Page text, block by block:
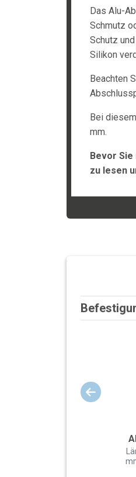
Das Alu-
Schmutz
Schutz
Silikon
Beachten
Bei
mm.
Bevor
zu lesen